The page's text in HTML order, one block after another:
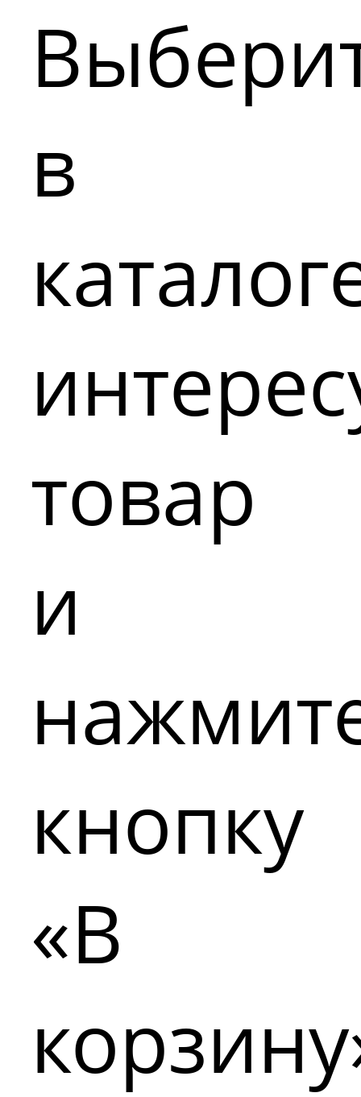
в
товар
и
кнопку
«В